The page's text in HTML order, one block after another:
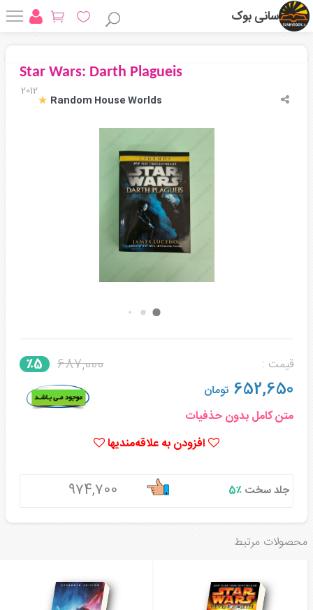
سانی بوک
Star Wars: Darth Plagueis
2012
Random House Worlds
قیمت : 687,000 ٪5
652,650 تومان
متن کامل بدون حذفیات
افزودن به علاقه‌مندیها
جلد سخت ٪5 974,700
محصولات مرتبط